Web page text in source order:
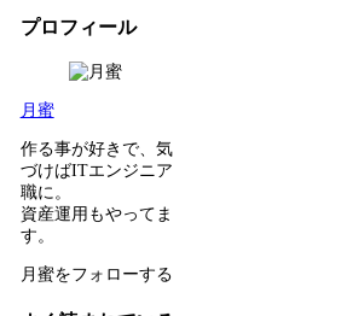
プロフィール
月蜜
作る事が好きで、気
づけばITエンジニア
職に。
資産運用もやってま
す。
月蜜をフォローする